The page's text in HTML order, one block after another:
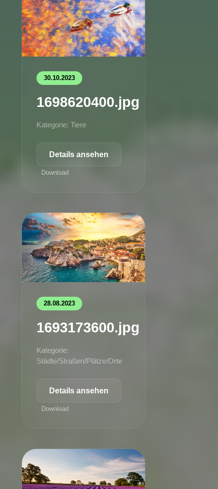
30.10.2023
1698620400.jpg
Kategorie: Tiere
Details ansehen
Download
28.08.2023
1693173600.jpg
Kategorie:
Städte/Straßen/Plätze/Orte
Details ansehen
Download